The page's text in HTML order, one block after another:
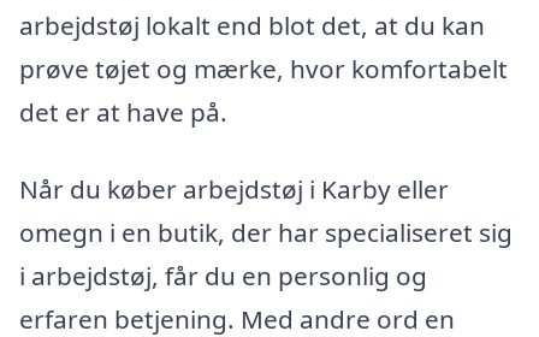
arbejdstøj lokalt end blot det, at du kan
prøve tøjet og mærke, hvor komfortabelt
det er at have på.
Når du køber arbejdstøj i Karby eller
omegn i en butik, der har specialiseret sig
i arbejdstøj, får du en personlig og
erfaren betjening. Med andre ord en